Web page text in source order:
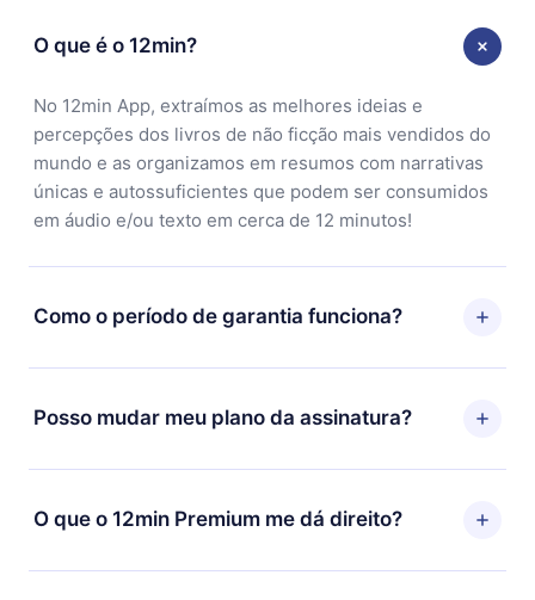
O que é o 12min?
No 12min App, extraímos as melhores ideias e
percepções dos livros de não ficção mais vendidos do
mundo e as organizamos em resumos com narrativas
únicas e autossuficientes que podem ser consumidos
em áudio e/ou texto em cerca de 12 minutos!
Como o período de garantia funciona?
Você pode baixar nosso aplicativo e começar a
aproveitar nossa biblioteca. Se por algum motivo não
ficar satisfeito com nossa plataforma, basta entrar em
solicitar o reembolso do valor. Você receberá tudo que
Posso mudar meu plano da assinatura?
Sim, mas a mudança só se aplicará a partir do próximo
período de cobrança. Por exemplo, se você decidiu
mudar sua assinatura mensal para anual, após
O que o 12min Premium me dá direito?
O 12min Premium é um plano que te garante acesso a